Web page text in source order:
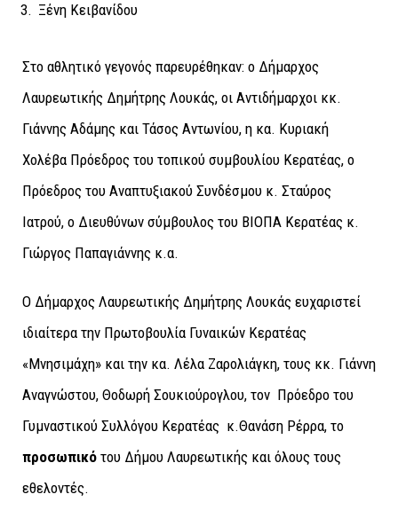
Ξένη Κειβανίδου
Στο αθλητικό γεγονός παρευρέθηκαν: ο Δήμαρχος
Λαυρεωτικής Δημήτρης Λουκάς, οι Αντιδήμαρχοι κκ.
Γιάννης Αδάμης και Τάσος Αντωνίου, η κα. Κυριακή
Χολέβα Πρόεδρος του τοπικού συμβουλίου Κερατέας, ο
Πρόεδρος του Αναπτυξιακού Συνδέσμου κ. Σταύρος
Ιατρού, ο Διευθύνων σύμβουλος του ΒΙΟΠΑ Κερατέας κ.
Γιώργος Παπαγιάννης κ.α.
Ο Δήμαρχος Λαυρεωτικής Δημήτρης Λουκάς ευχαριστεί
ιδιαίτερα την Πρωτοβουλία Γυναικών Κερατέας
«Μνησιμάχη» και την κα. Λέλα Ζαρολιάγκη, τους κκ. Γιάννη
Αναγνώστου, Θοδωρή Σουκιούρογλου, τον Πρόεδρο του
Γυμναστικού Συλλόγου Κερατέας κ.Θανάση Ρέρρα, το
προσωπικό του Δήμου Λαυρεωτικής και όλους τους
εθελοντές.